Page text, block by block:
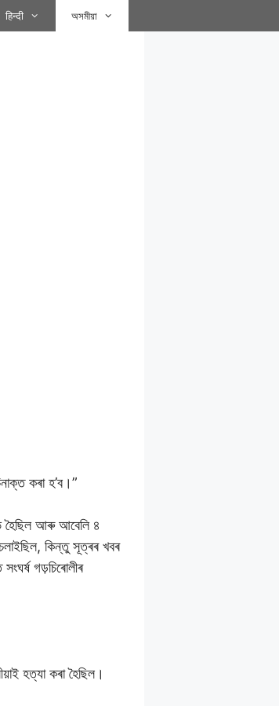
हिन्दी অসমীয়া
কৰা হ’ব।”
হৈছিল আৰু আবেলি ৪
কিন্তু সূত্ৰৰ খবৰ
গড়চিৰোলীৰ
হত্যা কৰা হৈছিল।